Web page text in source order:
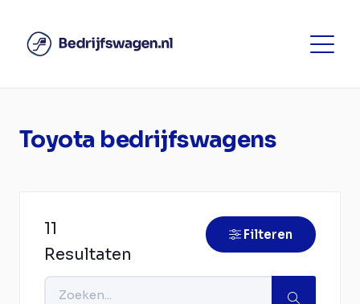
Toyota bedrijfswagens
11
Resultaten
Filteren